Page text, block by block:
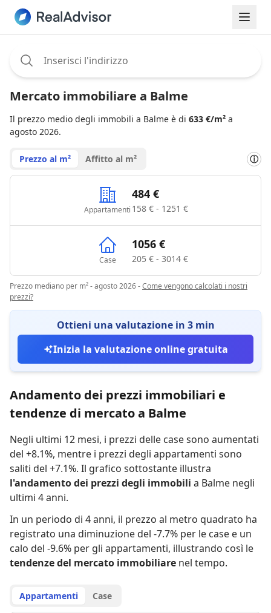
Mercato immobiliare a Balme
Il prezzo medio degli immobili a Balme è di 633 €/m² a
agosto 2026.
Prezzo al m² Affitto al m² ⓘ
Appartamenti
484 €
158 € - 1251 €
Case
1056 €
205 € - 3014 €
Prezzo mediano per m² - agosto 2026-Come vengono calcolati i nostri
prezzi?
Ottieni una valutazione in 3 min
Inizia la valutazione online gratuita
Andamento dei prezzi immobiliari e
tendenze di mercato a Balme
Negli ultimi 12 mesi, i prezzi delle case sono aumentati
del +8.1%, mentre i prezzi degli appartamenti sono
saliti del +7.1%. Il grafico sottostante illustra
l'andamento dei prezzi degli immobili a Balme negli
ultimi 4 anni.
In un periodo di 4 anni, il prezzo al metro quadrato ha
registrato una diminuzione del -7.7% per le case e un
calo del -9.6% per gli appartamenti, illustrando così le
tendenze del mercato immobiliare nel tempo.
Appartamenti Case